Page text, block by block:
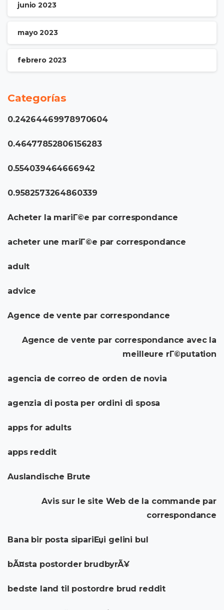
junio 2023
mayo 2023
febrero 2023
Categorías
0.24264469978970604
0.46477852806156283
0.554039464666942
0.9582573264860339
Acheter la mariГ©e par correspondance
acheter une mariГ©e par correspondance
adult
advice
Agence de vente par correspondance
Agence de vente par correspondance avec la
meilleure rГ©putation
agencia de correo de orden de novia
agenzia di posta per ordini di sposa
apps for adults
apps reddit
Auslandische Brute
Avis sur le site Web de la commande par
correspondance
Bana bir posta sipariЕџi gelini bul
bÃ¤sta postorder brudbyrÃ¥
bedste land til postordre brud reddit